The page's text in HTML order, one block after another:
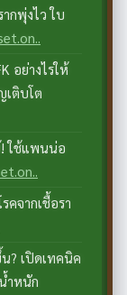
กพุ่งไว ใบ
อย่างไรให้
เติบโต
ใช้แพนน่อ
คจากเชื้อรา
? เปิดเทคนิค
ำหนัก